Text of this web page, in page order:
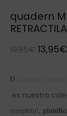
quadern
19,95€ 13,95€
El
es nuestra
completo!,